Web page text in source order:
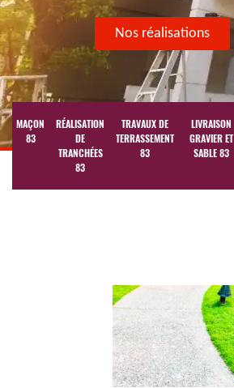
Nos réalisations
MAÇON
83
RÉALISATION
DE
TRANCHÉES
83
TRAVAUX DE
TERRASSEMENT
83
LIVRAISON
GRAVIER ET
SABLE 83